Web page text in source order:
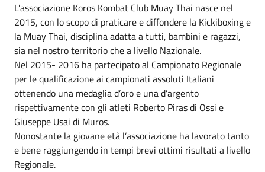
L'associazione Koros Kombat Club Muay Thai nasce nel
2015, con lo scopo di praticare e diffondere la Kickiboxing e
la Muay Thai, disciplina adatta a tutti, bambini e ragazzi,
sia nel nostro territorio che a livello Nazionale.
Nel 2015- 2016 ha partecipato al Campionato Regionale
per le qualificazione ai campionati assoluti Italiani
ottenendo una medaglia d’oro e una d’argento
rispettivamente con gli atleti Roberto Piras di Ossi e
Giuseppe Usai di Muros.
Nonostante la giovane età l’associazione ha lavorato tanto
e bene raggiungendo in tempi brevi ottimi risultati a livello
Regionale.